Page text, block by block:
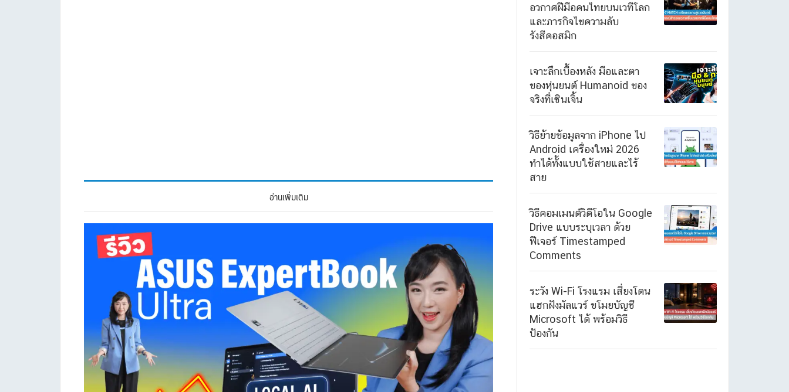
อ่านเพิ่มเติม
อวกาศฝีมือคนไทยบนเวทีโลก
และภารกิจไขความลับ
รังสีคอสมิก
เจาะลึกเบื้องหลัง มือและตา
ของหุ่นยนต์ Humanoid ของ
จริงที่เซินเจิ้น
วิธีย้ายข้อมูลจาก iPhone ไป
Android เครื่องใหม่ 2026
ทำได้ทั้งแบบใช้สายและไร้
สาย
วิธีคอมเมนต์วิดีโอใน Google
Drive แบบระบุเวลา ด้วย
ฟีเจอร์ Timestamped
Comments
ระวัง Wi-Fi โรงแรม เสี่ยงโดน
แฮกฝังมัลแวร์ ขโมยบัญชี
Microsoft ได้ พร้อมวิธี
ป้องกัน